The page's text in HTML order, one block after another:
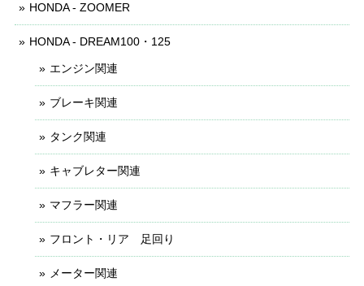
HONDA - ZOOMER
HONDA - DREAM100・125
エンジン関連
ブレーキ関連
タンク関連
キャブレター関連
マフラー関連
フロント・リア 足回り
メーター関連